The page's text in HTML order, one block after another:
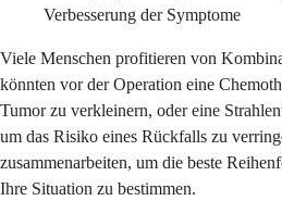
Verbesserung der Symptome
Viele Menschen profitieren von
könnten vor der Operation eine
Tumor zu verkleinern, oder eine
um das Risiko eines Rückfalls zu
zusammenarbeiten, um die beste
Ihre Situation zu bestimmen.